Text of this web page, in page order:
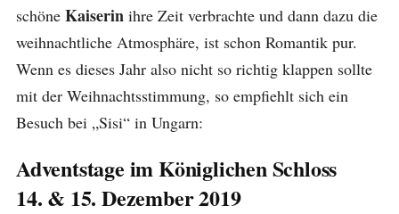
schöne Kaiserinihre Zeit verbrachte und dann dazu die
weihnachtliche Atmosphäre, ist schon Romantik pur.
Wenn es dieses Jahr also nicht so richtig klappen sollte
mit der Weihnachtsstimmung, so empfiehlt sich ein
Besuch bei „Sisi“ in Ungarn:
Adventstage im Königlichen Schloss
14. & 15. Dezember 2019